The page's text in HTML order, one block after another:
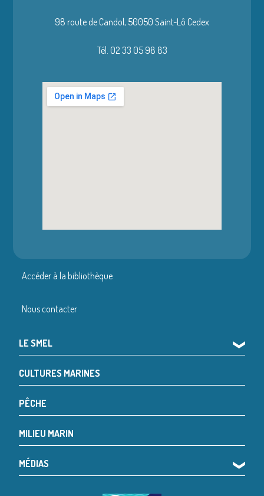
98 route de Candol, 50050 Saint-Lô Cedex
Tél. 02 33 05 98 83
Accéder à la bibliothèque
Nous contacter
LE SMEL ❯
CULTURES MARINES
PÊCHE
MILIEU MARIN
MÉDIAS ❯